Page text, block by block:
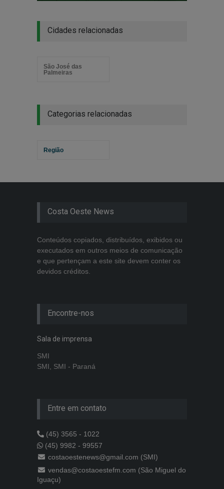
Cidades relacionadas
São José das
Palmeiras
Categorias relacionadas
Região
Costa Oeste News
Conteúdos copiados, distribuídos, exibidos ou
executados em outros meios de comunicação
e que pertençam a este site devem conter os
devidos créditos.
Encontre-nos
Sala de imprensa
SMI
SMI, SMI - Paraná
Entre em contato
(45) 3565 - 1022
(45) 9982 - 99557
costaoestenews@gmail.com (SMI)
vendas@costaoestefm.com (São Miguel do
Iguaçu)